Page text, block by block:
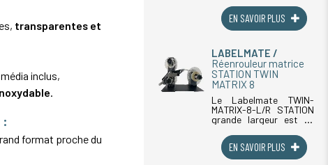
transparentes et
inclus,
.
:
format proche du
dérouleur innovant
conçu pour améliorer
l'efficacité des
Il permet de gérer les
étiquettes et (...)
EN SAVOIR PLUS
LABELMATE
Réenrouleur matrice
STATION TWIN
MATRIX 8
Le Labelmate TWIN-
MATRIX-8-L/R STATION
grande largeur est un
réenrouleur et dérouleur
innovant conçu pour
améliorer l'efficacité des
EN SAVOIR PLUS